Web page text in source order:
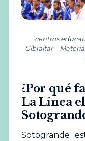
centros
Gibraltar –
¿Por qué
La Línea
Sotogrande